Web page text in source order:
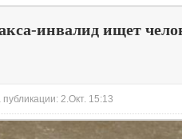
инвалид ищет
публикации: 2.Окт. 15:13